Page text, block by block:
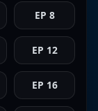
EP 8
EP 12
EP 16